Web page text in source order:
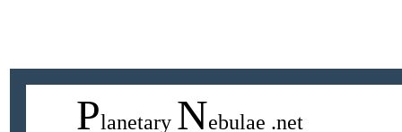
Planetary Nebulae .net